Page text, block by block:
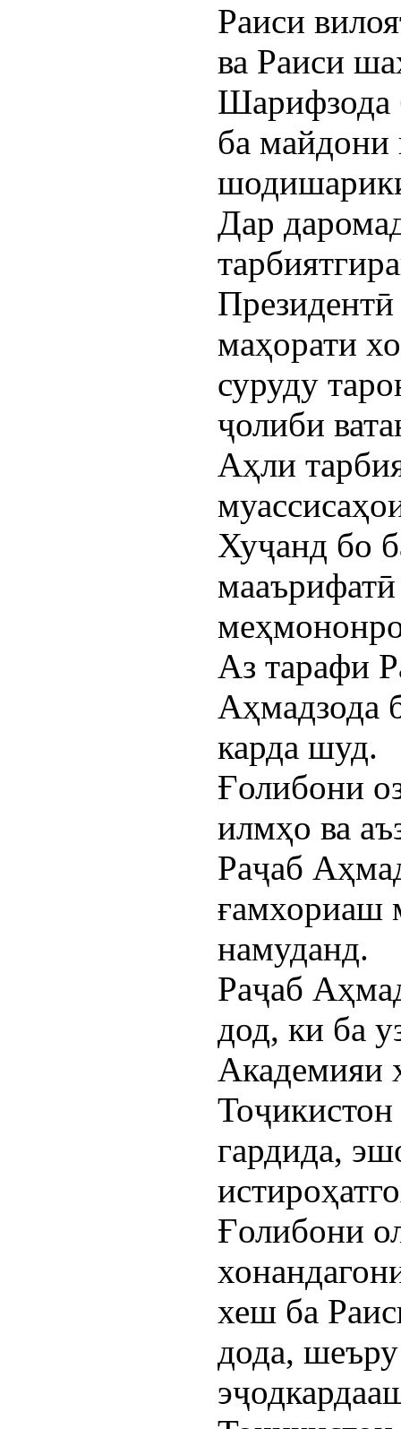
Раиси
ва Раиси
Шарифзода
ба майдони
Дар
маҳорати
суруду
ҷолиби
Аҳли
Хуҷанд бо
Аз тарафи
Аҳмадзода
карда шуд.
Ғолибони
илмҳо ва
Раҷаб
ғамхориаш
намуданд.
Раҷаб
дод, ки ба
Академияи
гардида,
Ғолибони
хеш ба
дода,